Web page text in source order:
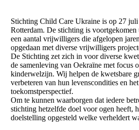
Stichting Child Care Ukraine is op 27
Rotterdam. De stichting is
een aantal vrijwilligers die afgelopen
opgedaan met diverse vrijwilligers
De Stichting zet zich in voor diverse
de samenleving van Oekraïne met focus
kinderwelzijn. Wij helpen de kwetsbare
verbeteren van hun levenscondities en
toekomstperspectief.
Om te kunnen waarborgen dat iedere
stichting hetzelfde doel voor ogen heeft,
doelstelling opgesteld welke verheldert